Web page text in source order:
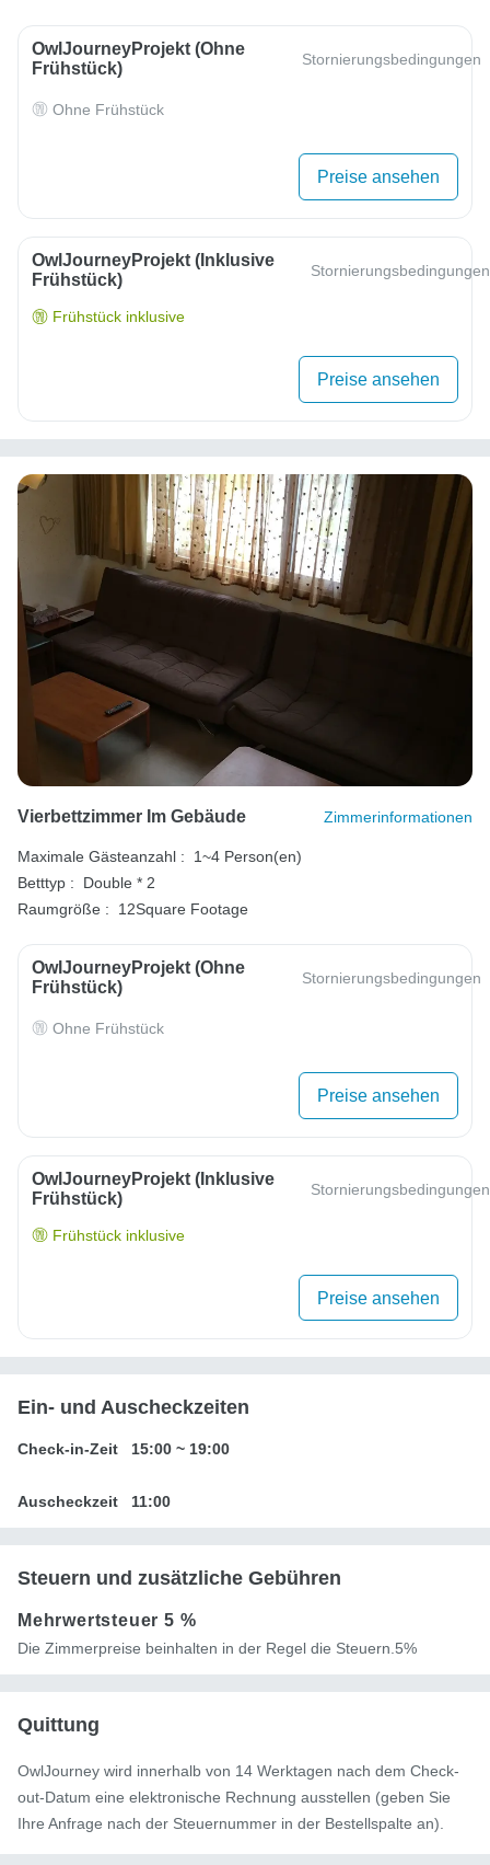
OwlJourneyProjekt (ohne
Frühstück)
Stornierungsbedingungen
Ohne Frühstück
Preise ansehen
OwlJourneyProjekt (inklusive
Frühstück)
Stornierungsbedingungen
Frühstück inklusive
Preise ansehen
Vierbettzimmer Im Gebäude Zimmerinformationen
Maximale Gästeanzahl :
1~4 Person(en)
Betttyp :
Double * 2
Raumgröße :
12Square Footage
OwlJourneyProjekt (ohne
Frühstück)
Stornierungsbedingungen
Ohne Frühstück
Preise ansehen
OwlJourneyProjekt (inklusive
Frühstück)
Stornierungsbedingungen
Frühstück inklusive
Preise ansehen
Ein- und Auscheckzeiten
Check-in-Zeit 15:00 ~ 19:00
Auscheckzeit 11:00
Steuern und zusätzliche Gebühren
Mehrwertsteuer5 %
Die Zimmerpreise beinhalten in der Regel die Steuern.5%
Quittung
OwlJourney wird innerhalb von 14 Werktagen nach dem Check-
out-Datum eine elektronische Rechnung ausstellen (geben Sie
Ihre Anfrage nach der Steuernummer in der Bestellspalte an).